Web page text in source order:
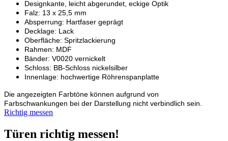
Designkante, leicht abgerundet, eckige Optik
Falz: 13 x 25,5 mm
Absperrung: Hartfaser geprägt
Decklage: Lack
Oberfläche: Spritzlackierung
Rahmen: MDF
Bänder: V0020 vernickelt
Schloss: BB-Schloss nickelsilber
Innenlage: hochwertige Röhrenspanplatte
Die angezeigten Farbtöne können aufgrund von
Farbschwankungen bei der Darstellung nicht verbindlich sein.
Richtig messen
Türen richtig messen!